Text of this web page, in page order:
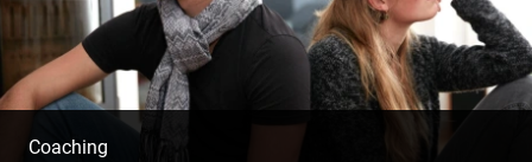
Coaching